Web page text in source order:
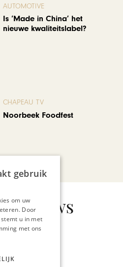
AUTOMOTIVE
Is ‘Made in China’ het
nieuwe kwaliteitslabel?
CHAPEAU TV
Noorbeek Foodfest
nieuws
LIENS TRAVEL
gebruik
om uw
Door
u in met
met ons